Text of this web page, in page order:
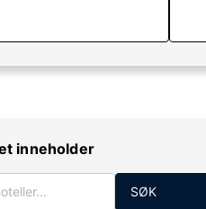
inneholder
SØK